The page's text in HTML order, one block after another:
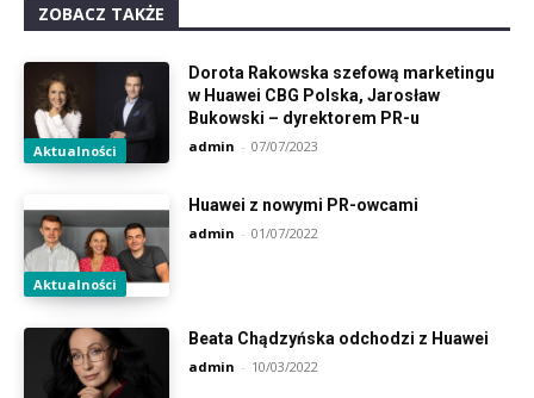
ZOBACZ TAKŻE
Aktualności
Dorota Rakowska szefową marketingu
w Huawei CBG Polska, Jarosław
Bukowski – dyrektorem PR-u
admin - 07/07/2023
Aktualności
Huawei z nowymi PR-owcami
admin - 01/07/2022
Beata Chądzyńska odchodzi z Huawei
admin - 10/03/2022